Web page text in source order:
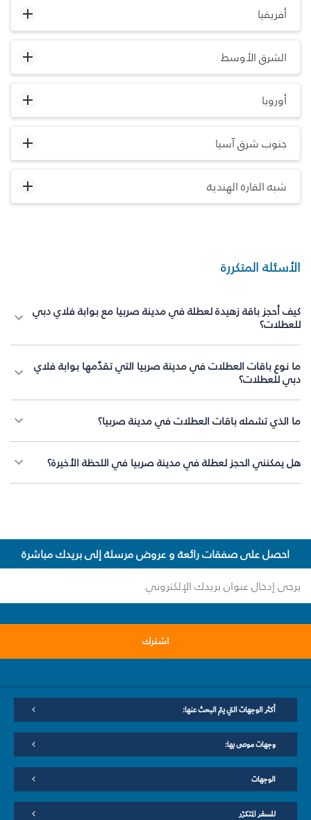
أفريقيا
الشرق الأوسط
أوروبا
جنوب شرق آسيا
شبه القارة الهندية
الأسئلة المتكررة
كيف أحجز باقة زهيدة لعطلة في مدينة صربيا مع بوابة فلاي دبي
للعطلات؟
ما نوع باقات العطلات في مدينة صربيا التي تقدّمها بوابة فلاي
دبي للعطلات؟
ما الذي تشمله باقات العطلات في مدينة صربيا؟
هل يمكنني الحجز لعطلة في مدينة صربيا في اللحظة الأخيرة؟
احصل على صفقات رائعة و عروض مرسلة إلى بريدك مباشرة
اشترك
أكثر الوجهات التي يتم البحث عنها:
وجهات موصى بها:
الوجهات
للسفر المتكرّر